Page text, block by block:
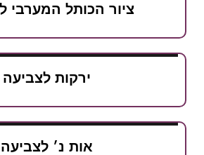
ציור הכותל המערבי
ירקות לצביעה
אות נ׳ לצביעה